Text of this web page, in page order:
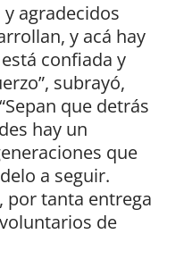
agradecidos
y acá hay
confiada y
subrayó,
que detrás
hay un
que
a seguir.
por tanta entrega
de